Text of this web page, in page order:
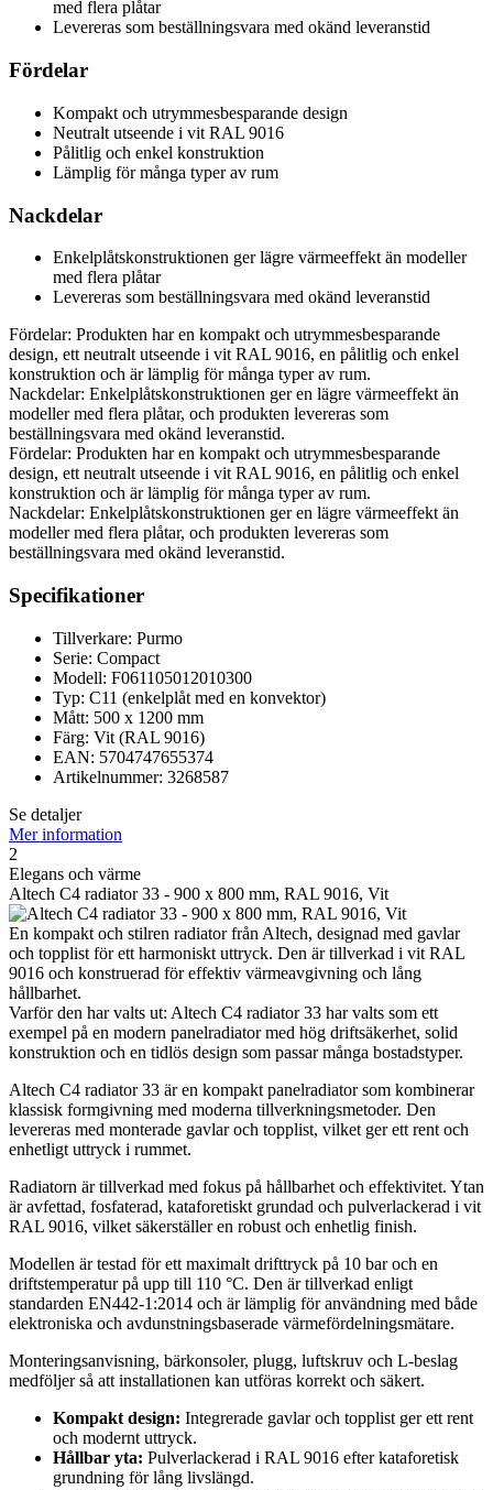
med flera plåtar
Levereras som beställningsvara med okänd leveranstid
Fördelar
Kompakt och utrymmesbesparande design
Neutralt utseende i vit RAL 9016
Pålitlig och enkel konstruktion
Lämplig för många typer av rum
Nackdelar
Enkelplåtskonstruktionen ger lägre värmeeffekt än modeller
med flera plåtar
Levereras som beställningsvara med okänd leveranstid
Fördelar: Produkten har en kompakt och utrymmesbesparande
design, ett neutralt utseende i vit RAL 9016, en pålitlig och enkel
konstruktion och är lämplig för många typer av rum.
Nackdelar: Enkelplåtskonstruktionen ger en lägre värmeeffekt än
modeller med flera plåtar, och produkten levereras som
beställningsvara med okänd leveranstid.
Fördelar: Produkten har en kompakt och utrymmesbesparande
design, ett neutralt utseende i vit RAL 9016, en pålitlig och enkel
konstruktion och är lämplig för många typer av rum.
Nackdelar: Enkelplåtskonstruktionen ger en lägre värmeeffekt än
modeller med flera plåtar, och produkten levereras som
beställningsvara med okänd leveranstid.
Specifikationer
Tillverkare: Purmo
Serie: Compact
Modell: F061105012010300
Typ: C11 (enkelplåt med en konvektor)
Mått: 500 x 1200 mm
Färg: Vit (RAL 9016)
EAN: 5704747655374
Artikelnummer: 3268587
Se detaljer
Mer information
2
Elegans och värme
Altech C4 radiator 33 - 900 x 800 mm, RAL 9016, Vit
En kompakt och stilren radiator från Altech, designad med gavlar
och topplist för ett harmoniskt uttryck. Den är tillverkad i vit RAL
9016 och konstruerad för effektiv värmeavgivning och lång
hållbarhet.
Varför den har valts ut: Altech C4 radiator 33 har valts som ett
exempel på en modern panelradiator med hög driftsäkerhet, solid
konstruktion och en tidlös design som passar många bostadstyper.
Altech C4 radiator 33 är en kompakt panelradiator som kombinerar
klassisk formgivning med moderna tillverkningsmetoder. Den
levereras med monterade gavlar och topplist, vilket ger ett rent och
enhetligt uttryck i rummet.
Radiatorn är tillverkad med fokus på hållbarhet och effektivitet. Ytan
är avfettad, fosfaterad, kataforetiskt grundad och pulverlackerad i vit
RAL 9016, vilket säkerställer en robust och enhetlig finish.
Modellen är testad för ett maximalt drifttryck på 10 bar och en
driftstemperatur på upp till 110 °C. Den är tillverkad enligt
standarden EN442-1:2014 och är lämplig för användning med både
elektroniska och avdunstningsbaserade värmefördelningsmätare.
Monteringsanvisning, bärkonsoler, plugg, luftskruv och L-beslag
medföljer så att installationen kan utföras korrekt och säkert.
Kompakt design: Integrerade gavlar och topplist ger ett rent
och modernt uttryck.
Hållbar yta: Pulverlackerad i RAL 9016 efter kataforetisk
grundning för lång livslängd.